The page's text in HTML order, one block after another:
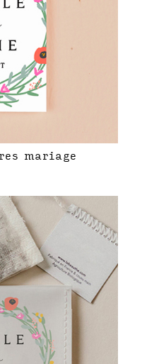
mariage